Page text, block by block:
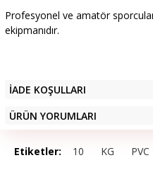
Profesyonel ve amatör
ekipmanıdır.
İADE KOŞULLARI
ÜRÜN YORUMLARI
Etiketler: 10 KG PVC